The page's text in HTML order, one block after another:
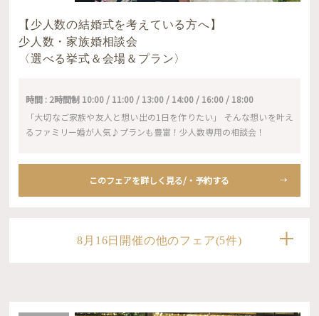
【少人数の結婚式を考えている方へ】
少人数・家族婚相談会
〈選べる挙式＆会場＆プラン〉
時間 : 2時間制 10:00 / 11:00 / 13:00 / 14:00 / 16:00 / 18:00
「大切なご家族や友人と想い出の1日を作りたい」 そんな想いを叶え
るファミリー婚が人気♪プランも豊富！少人数専用の相談会！
このフェアを詳しく見る/・予約する
8月16日開催の他のフェア(5件)